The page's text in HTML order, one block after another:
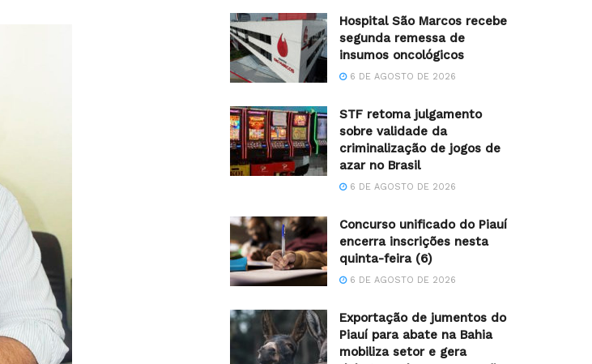
Hospital São Marcos recebe
segunda remessa de
insumos oncológicos
6 DE AGOSTO DE 2026
STF retoma julgamento
sobre validade da
criminalização de jogos de
azar no Brasil
6 DE AGOSTO DE 2026
Concurso unificado do Piauí
encerra inscrições nesta
quinta-feira (6)
6 DE AGOSTO DE 2026
Exportação de jumentos do
Piauí para abate na Bahia
mobiliza setor e gera